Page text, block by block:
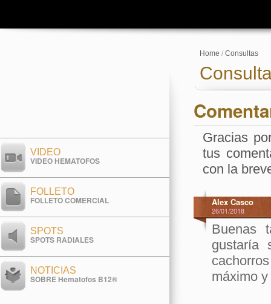
VIDEO
VIDEO HEMATOFOS
FOLLETO
FOLLETO COMERCIAL
SPOTS
SPOTS RADIALES
NOTICIAS
SOBRE Hematofos B12®
Home / Consultas
Gracias
tus
con la
Alex Casco
26/01/2018
Buenas
gustaría
máximo